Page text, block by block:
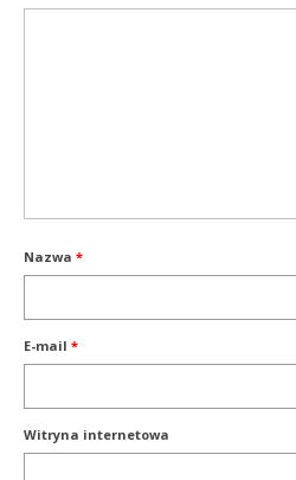
Nazwa *
E-mail *
Witryna internetowa